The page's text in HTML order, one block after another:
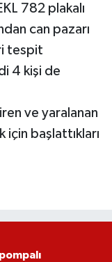
782 plakalı
can pazarı
tespit
4 kişi de
ve yaralanan
için başlattıkları